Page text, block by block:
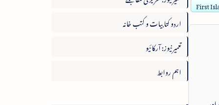
First
اردو کتابیات و کتب خانہ
تعمیرنیوز: آرکائیو
اہم روابط